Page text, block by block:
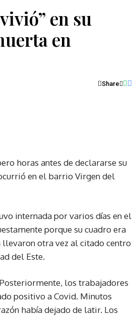
en su
en
Share
horas antes de declararse su
en el barrio Virgen del
internada por varios días en el
porque su cuadro era
otra vez al citado centro
del Este.
los trabajadores
positivo a Covid. Minutos
había dejado de latir. Los